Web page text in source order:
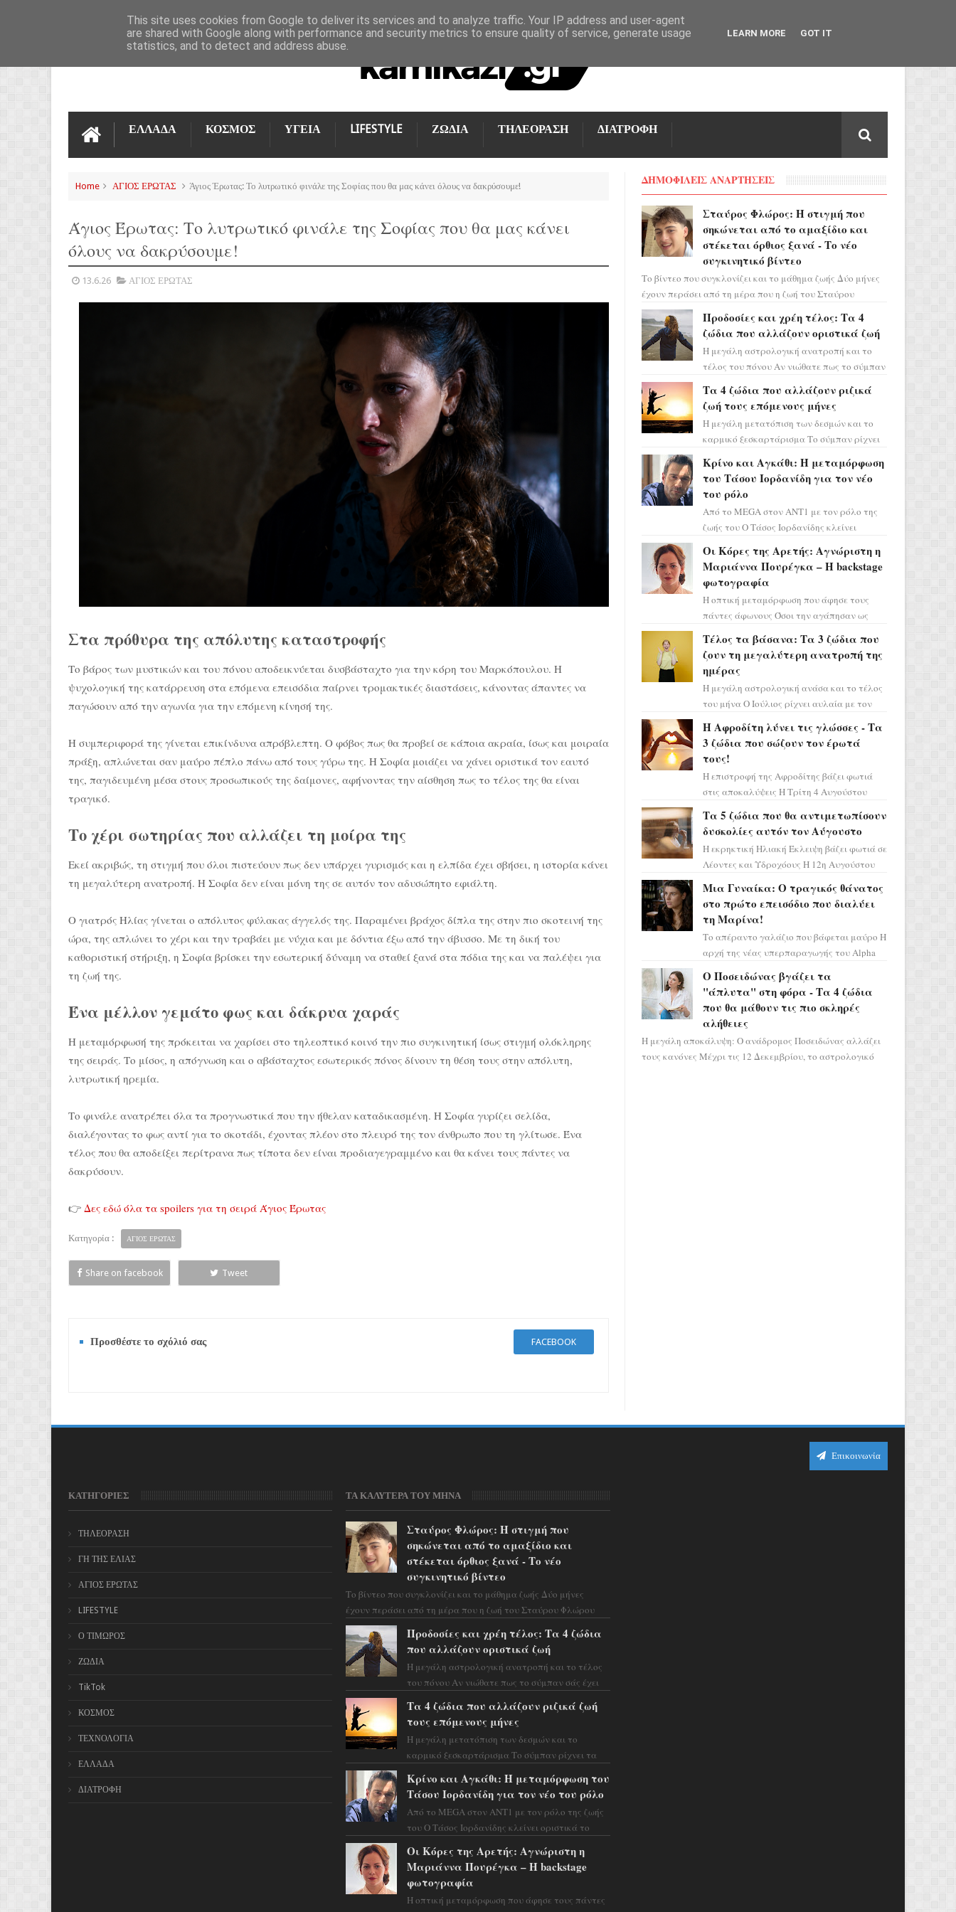
ΕΠΙΚΟΙΝΩΝΊΑ
ΕΛΛΑΔΑ ΚΟΣΜΟΣ ΥΓΕΙΑ LIFESTYLE ΖΩΔΙΑ ΤΗΛΕΟΡΑΣΗ ΔΙΑΤΡΟΦΗ
Home ΑΓΙΟΣ ΕΡΩΤΑΣ Άγιος Έρωτας: Το λυτρωτικό φινάλε της Σοφίας που θα μας κάνει όλους να δακρύσουμε!
Άγιος Έρωτας: Το λυτρωτικό φινάλε της Σοφίας που θα μας κάνει
όλους να δακρύσουμε!
13.6.26 ΑΓΙΟΣ ΕΡΩΤΑΣ
Στα πρόθυρα της απόλυτης καταστροφής
Το βάρος των μυστικών και του πόνου αποδεικνύεται δυσβάσταχτο για την κόρη του Μαρκόπουλου. Η
ψυχολογική της κατάρρευση στα επόμενα επεισόδια παίρνει τρομακτικές διαστάσεις, κάνοντας άπαντες να
παγώσουν από την αγωνία για την επόμενη κίνησή της.
Η συμπεριφορά της γίνεται επικίνδυνα απρόβλεπτη. Ο φόβος πως θα προβεί σε κάποια ακραία, ίσως και μοιραία
πράξη, απλώνεται σαν μαύρο πέπλο πάνω από τους γύρω της. Η Σοφία μοιάζει να χάνει οριστικά τον εαυτό
της, παγιδευμένη μέσα στους προσωπικούς της δαίμονες, αφήνοντας την αίσθηση πως το τέλος της θα είναι
τραγικό.
Το χέρι σωτηρίας που αλλάζει τη μοίρα της
Εκεί ακριβώς, τη στιγμή που όλοι πιστεύουν πως δεν υπάρχει γυρισμός και η ελπίδα έχει σβήσει, η ιστορία κάνει
τη μεγαλύτερη ανατροπή. Η Σοφία δεν είναι μόνη της σε αυτόν τον αδυσώπητο εφιάλτη.
Ο γιατρός Ηλίας γίνεται ο απόλυτος φύλακας άγγελός της. Παραμένει βράχος δίπλα της στην πιο σκοτεινή της
ώρα, της απλώνει το χέρι και την τραβάει με νύχια και με δόντια έξω από την άβυσσο. Με τη δική του
καθοριστική στήριξη, η Σοφία βρίσκει την εσωτερική δύναμη να σταθεί ξανά στα πόδια της και να παλέψει για
τη ζωή της.
Ένα μέλλον γεμάτο φως και δάκρυα χαράς
Η μεταμόρφωσή της πρόκειται να χαρίσει στο τηλεοπτικό κοινό την πιο συγκινητική ίσως στιγμή ολόκληρης
της σειράς. Το μίσος, η απόγνωση και ο αβάσταχτος εσωτερικός πόνος δίνουν τη θέση τους στην απόλυτη,
λυτρωτική ηρεμία.
Το φινάλε ανατρέπει όλα τα προγνωστικά που την ήθελαν καταδικασμένη. Η Σοφία γυρίζει σελίδα,
διαλέγοντας το φως αντί για το σκοτάδι, έχοντας πλέον στο πλευρό της τον άνθρωπο που τη γλίτωσε. Ένα
τέλος που θα αποδείξει περίτρανα πως τίποτα δεν είναι προδιαγεγραμμένο και θα κάνει τους πάντες να
δακρύσουν.
👉 Δες εδώ όλα τα spoilers για τη σειρά Άγιος Έρωτας
Κατηγορία : ΑΓΙΟΣ ΕΡΩΤΑΣ
Share on facebook Tweet
Προσθέστε το σχόλιό σας FACEBOOK
ΔΗΜΟΦΙΛΕΙΣ ΑΝΑΡΤΗΣΕΙΣ
Σταύρος Φλώρος: Η στιγμή που
σηκώνεται από το αμαξίδιο και
στέκεται όρθιος ξανά - Το νέο
συγκινητικό βίντεο
Το βίντεο που συγκλονίζει και το μάθημα ζωής Δύο μήνες
έχουν περάσει από τη μέρα που η ζωή του Σταύρου
Φλώρου άλλαξε για πάντα. Ο πρώην...
Προδοσίες και χρέη τέλος: Τα 4
ζώδια που αλλάζουν οριστικά ζωή
Η μεγάλη αστρολογική ανατροπή και το
τέλος του πόνου Αν νιώθατε πως το σύμπαν
πάρετε μια βαθιά α...
Τα 4 ζώδια που αλλάζουν ριζικά
ζωή τους επόμενους μήνες
Η μεγάλη μετατόπιση των δεσμών και το
καρμικό ξεσκαρτάρισμα Το σύμπαν ρίχνει
προειδοποιεί: οι σελην...
Κρίνο και Αγκάθι: Η μεταμόρφωση
του Τάσου Ιορδανίδη για τον νέο
του ρόλο
Από το MEGA στον ΑΝΤ1 με τον ρόλο της
ζωής του Ο Τάσος Ιορδανίδης κλείνει
επιτυχίας «Μια Νύχτα Μόνο» ...
Οι Κόρες της Αρετής: Αγνώριστη η
Μαριάννα Πουρέγκα – H backstage
φωτογραφία
Η οπτική μεταμόρφωση που άφησε τους
πάντες άφωνους Όσοι την αγάπησαν ως
πρέπει τώρα να προετοιμαστο...
Τέλος τα βάσανα: Τα 3 ζώδια που
ζουν τη μεγαλύτερη ανατροπή της
ημέρας
Η μεγάλη αστρολογική ανάσα και το τέλος
του μήνα Ο Ιούλιος ρίχνει αυλαία με τον
περνάει στο ζώδιο τω...
Η Αφροδίτη λύνει τις γλώσσες - Τα
3 ζώδια που σώζουν τον έρωτά
τους!
Η επιστροφή της Αφροδίτης βάζει φωτιά
στις αποκαλύψεις Η Τρίτη 4 Αυγούστου
ορόσημο, καθώς η Αφροδίτη πρ...
Τα 5 ζώδια που θα αντιμετωπίσουν
δυσκολίες αυτόν τον Αύγουστο
Η εκρηκτική Ηλιακή Έκλειψη βάζει φωτιά σε
Λέοντες και Υδροχόους Η 12η Αυγούστου
χάους, καθώς η Ηλια...
Μια Γυναίκα: Ο τραγικός θάνατος
στο πρώτο επεισόδιο που διαλύει
τη Μαρίνα!
Το απέραντο γαλάζιο που βάφεται μαύρο Η
αρχή της νέας υπερπαραγωγής του Alpha
πλημμυρισμένο από...
Ο Ποσειδώνας βγάζει τα
"άπλυτα" στη φόρα - Τα 4 ζώδια
που θα μάθουν τις πιο σκληρές
αλήθειες
Η μεγάλη αποκάλυψη: Ο ανάδρομος Ποσειδώνας αλλάζει
τους κανόνες Μέχρι τις 12 Δεκεμβρίου, το αστρολογικό
Επικοινωνία
ΚΑΤΗΓΟΡΙΕΣ
ΤΗΛΕΟΡΑΣΗ
ΓΗ ΤΗΣ ΕΛΙΑΣ
ΑΓΙΟΣ ΕΡΩΤΑΣ
LIFESTYLE
Ο ΤΙΜΩΡΟΣ
ΖΩΔΙΑ
TikTok
ΚΟΣΜΟΣ
ΤΕΧΝΟΛΟΓΙΑ
ΕΛΛΑΔΑ
ΔΙΑΤΡΟΦΗ
ΤΑ ΚΑΛΥΤΕΡΑ ΤΟΥ ΜΗΝΑ
Σταύρος Φλώρος: Η στιγμή που
σηκώνεται από το αμαξίδιο και
στέκεται όρθιος ξανά - Το νέο
συγκινητικό βίντεο
Το βίντεο που συγκλονίζει και το μάθημα ζωής Δύο μήνες
έχουν περάσει από τη μέρα που η ζωή του Σταύρου Φλώρου
άλλαξε για πάντα. Ο πρώην...Προδοσίες και χρέη τέλος: Τα 4 ζώδια
που αλλάζουν οριστικά ζωή
Η μεγάλη αστρολογική ανατροπή και το τέλος
του πόνου Αν νιώθατε πως το σύμπαν σάς έχει
βαθιά α...
Τα 4 ζώδια που αλλάζουν ριζικά ζωή
τους επόμενους μήνες
Η μεγάλη μετατόπιση των δεσμών και το
καρμικό ξεσκαρτάρισμα Το σύμπαν ρίχνει τα
προειδοποιεί: οι σελην...
Κρίνο και Αγκάθι: Η μεταμόρφωση του
Τάσου Ιορδανίδη για τον νέο του ρόλο
Από το MEGA στον ΑΝΤ1 με τον ρόλο της ζωής
του Ο Τάσος Ιορδανίδης κλείνει οριστικά το
Μόνο» ...
Οι Κόρες της Αρετής: Αγνώριστη η
Μαριάννα Πουρέγκα – H backstage
φωτογραφία
Η οπτική μεταμόρφωση που άφησε τους πάντες
This site uses cookies from Google to deliver its services and to analyze traffic. Your IP address and user-agent
are shared with Google along with performance and security metrics to ensure quality of service, generate usage
statistics, and to detect and address abuse.
LEARN MORE GOT IT